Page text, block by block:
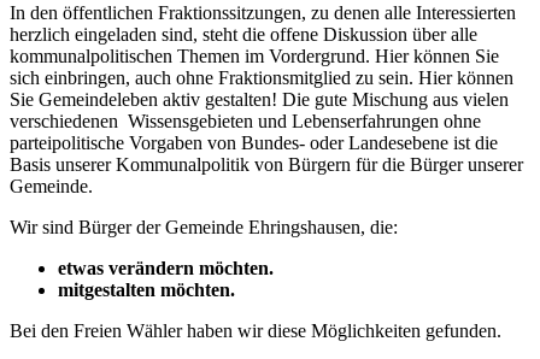
In den öffentlichen Fraktionssitzungen, zu denen alle Interessierten
herzlich eingeladen sind, steht die offene Diskussion über alle
kommunalpolitischen Themen im Vordergrund. Hier können Sie
sich einbringen, auch ohne Fraktionsmitglied zu sein. Hier können
Sie Gemeindeleben aktiv gestalten! Die gute Mischung aus vielen
verschiedenen Wissensgebieten und Lebenserfahrungen ohne
parteipolitische Vorgaben von Bundes- oder Landesebene ist die
Basis unserer Kommunalpolitik von Bürgern für die Bürger unserer
Gemeinde.
Wir sind Bürger der Gemeinde Ehringshausen, die:
etwas verändern möchten.
mitgestalten möchten.
Bei den Freien Wähler haben wir diese Möglichkeiten gefunden.